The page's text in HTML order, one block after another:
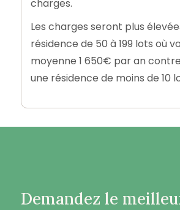
charges.
Les charges seront plus
résidence de 50 à 199 lots où
moyenne 1 650€ par an
une résidence de moins de 10
Demandez le